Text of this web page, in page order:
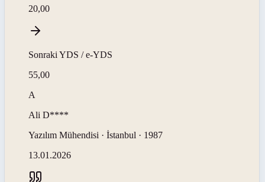
20,00
Sonraki YDS / e-YDS
55,00
A
Ali D****
Yazılım Mühendisi · İstanbul · 1987
13.01.2026